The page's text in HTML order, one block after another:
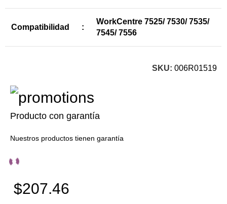
Compatibilidad :
WorkCentre 7525/ 7530/ 7535/
7545/ 7556
SKU: 006R01519
Producto con garantía
Nuestros productos tienen garantía
$207.46